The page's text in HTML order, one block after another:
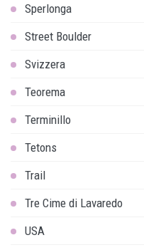
Sperlonga
Street Boulder
Svizzera
Teorema
Terminillo
Tetons
Trail
Tre Cime di Lavaredo
USA